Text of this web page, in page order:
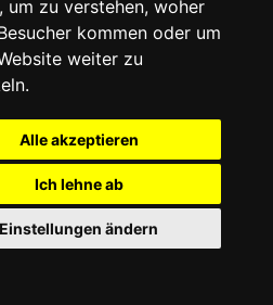
um zu verstehen, woher
kommen oder um
weiter zu
Alle akzeptieren
Ich lehne ab
Einstellungen ändern